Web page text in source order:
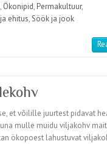
, Ökonipid, Permakultuur,
ehitus,Söök ja jook
et võilille juurtest pidavat
mulle muidu viljakohv
ökopoest lahustuvat